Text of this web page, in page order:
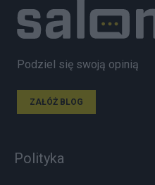
Podziel się swoją opinią
ZAŁÓŻ BLOG
Polityka